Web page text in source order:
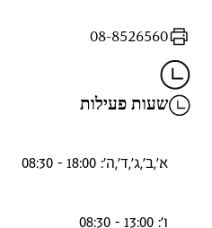
08-8526560
שעות פעילות
א',ב',ג',ד',ה': 18:00 - 08:30